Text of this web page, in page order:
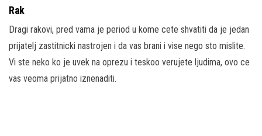
Rak
Dragi rakovi, pred vama je period u kome cete shvatiti da je jedan
prijatelj zastitnicki nastrojen i da vas brani i vise nego sto mislite.
Vi ste neko ko je uvek na oprezu i teskoo verujete ljudima, ovo ce
vas veoma prijatno iznenaditi.